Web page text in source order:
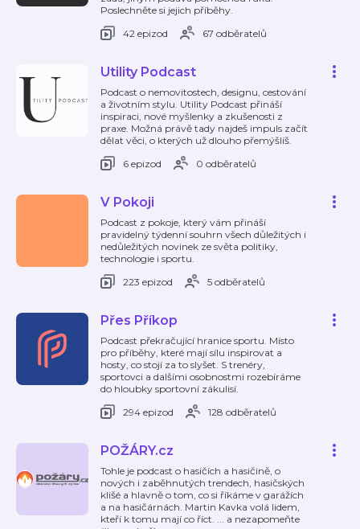
Poslechněte si jejich příběhy.
42 epizod
67 odběratelů
Utility Podcast
Podcast o nemovitostech, designu, cestování
a životním stylu. Utility Podcast přináší
inspiraci, nové myšlenky a zkušenosti z
praxe. Možná právě tady najdeš impuls začít
dělat věci, o kterých už dlouho přemýšlíš.
6 epizod
0 odběratelů
V Pokoji
Podcast z pokoje, který vám přináší
pravidelný týdenní souhrn všech důležitých i
nedůležitých novinek ze světa politiky,
technologie i sportu.
223 epizod
5 odběratelů
Přes Příkop
Podcast překračující hranice sportu. Místo
pro příběhy, které mají sílu inspirovat a
hosty, co stojí za to slyšet. S trenéry,
sportovci a dalšími osobnostmi rozebíráme
do hloubky sportovní zákulisí.
294 epizod
128 odběratelů
POŽÁRY.cz
Tohle je podcast o hasičích a hasičině, o
nových i zaběhnutých trendech, hasičských
klišé a hlavně o tom, co si říkáme v garážích
a na hasičárnách. Martin Kavka volá lidem,
kteří k tomu mají co říct. ... a nezapomeňte